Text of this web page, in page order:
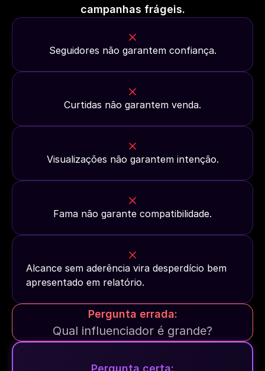
campanhas frágeis.
Seguidores não garantem confiança.
Curtidas não garantem venda.
Visualizações não garantem intenção.
Fama não garante compatibilidade.
Alcance sem aderência vira desperdício bem
apresentado em relatório.
Pergunta errada:
Qual influenciador é grande?
Pergunta certa: